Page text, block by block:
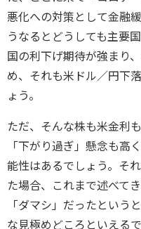
悪化への対策として金融
うなるとどうしても主要
国の利下げ期待が強まり
め、それも米ドル／円下
ょう。
ただ、そんな株も米金利
「下がり過ぎ」懸念も高
能性はあるでしょう。そ
た場合、これまで述べて
「ダマシ」だったという
な見極めどころといえるで